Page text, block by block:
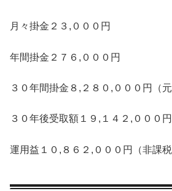
月々掛金２３,０００円
年間掛金２７６,０００円
３０年間掛金８,２８０,０００円（元
３０年後受取額１９,１４２,０００円
運用益１０,８６２,０００円（非課税